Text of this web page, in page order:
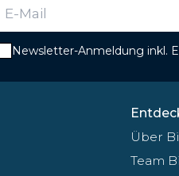
Newsletter-Anmeldung inkl.
Über
Team